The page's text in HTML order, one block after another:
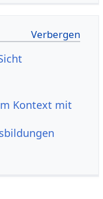
Kontext mit